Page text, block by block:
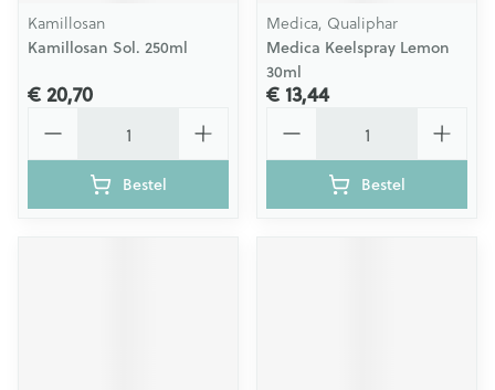
Kamillosan
Kamillosan Sol. 250ml
€ 20,70
Bestel
Medica, Qualiphar
Medica Keelspray Lemon
30ml
€ 13,44
Bestel